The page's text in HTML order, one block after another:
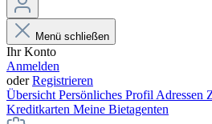
Menü schließen
Ihr Konto
Anmelden
oderRegistrieren
Übersicht Persönliches Profil Adressen
Kreditkarten Meine Bietagenten